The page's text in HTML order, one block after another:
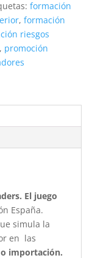
formación
, formación
riesgos
, promoción
El juego
España.
simula la
en las
importación.